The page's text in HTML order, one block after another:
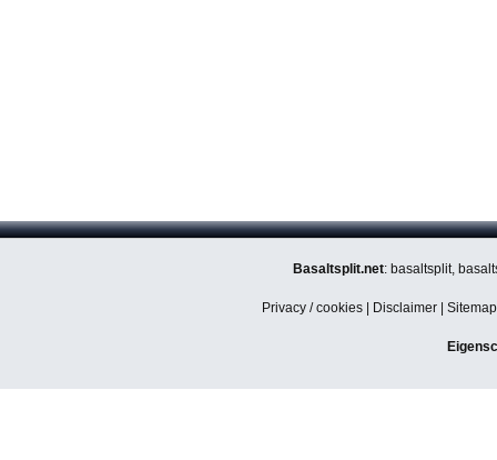
Basaltsplit.net: basaltsplit,
Privacy / cookies | Disclaimer | Sitemap